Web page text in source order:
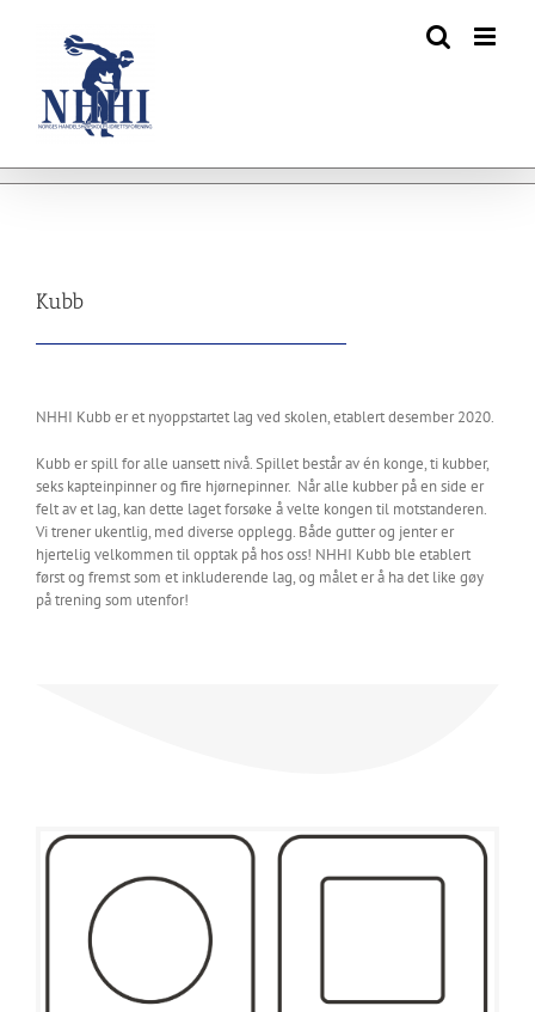
Kubb
NHHI Kubb er et nyoppstartet lag ved skolen, etablert desember 2020.
Kubb er spill for alle uansett nivå. Spillet består av én konge, ti kubber,
seks kapteinpinner og fire hjørnepinner. Når alle kubber på en side er
felt av et lag, kan dette laget forsøke å velte kongen til motstanderen.
Vi trener ukentlig, med diverse opplegg. Både gutter og jenter er
hjertelig velkommen til opptak på hos oss! NHHI Kubb ble etablert
først og fremst som et inkluderende lag, og målet er å ha det like gøy
på trening som utenfor!